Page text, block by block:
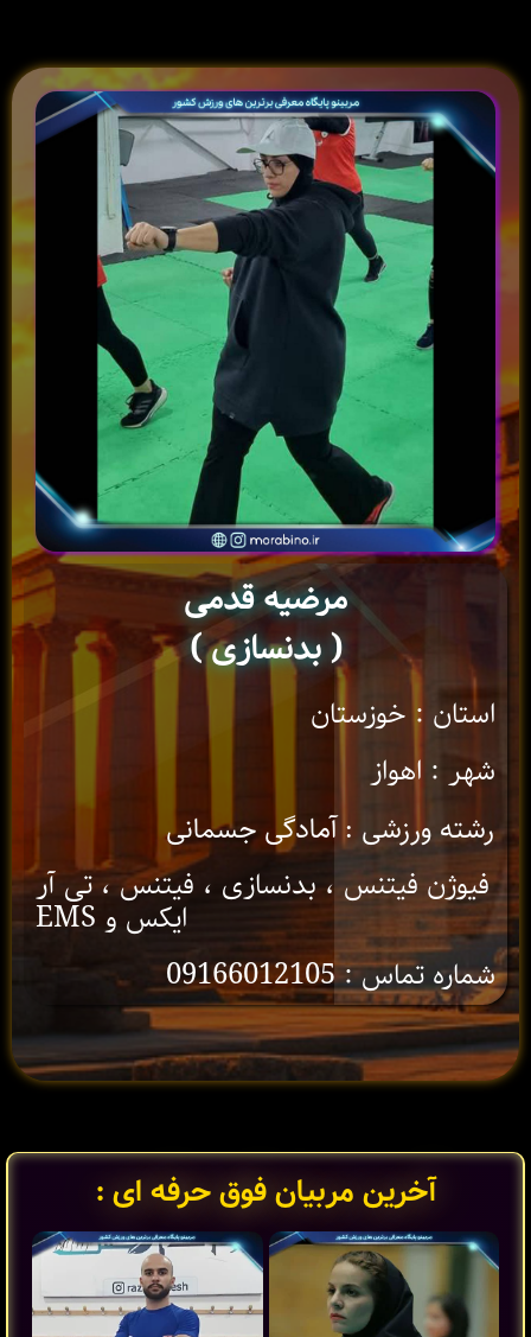
مرضیه قدمی
( بدنسازی )
استان : خوزستان
شهر : اهواز
رشته ورزشی : آمادگی جسمانی
فیوژن فیتنس ، بدنسازی ، فیتنس ، تی آر
ایکس و EMS
شماره تماس : 09166012105
آخرین مربیان فوق حرفه ای :